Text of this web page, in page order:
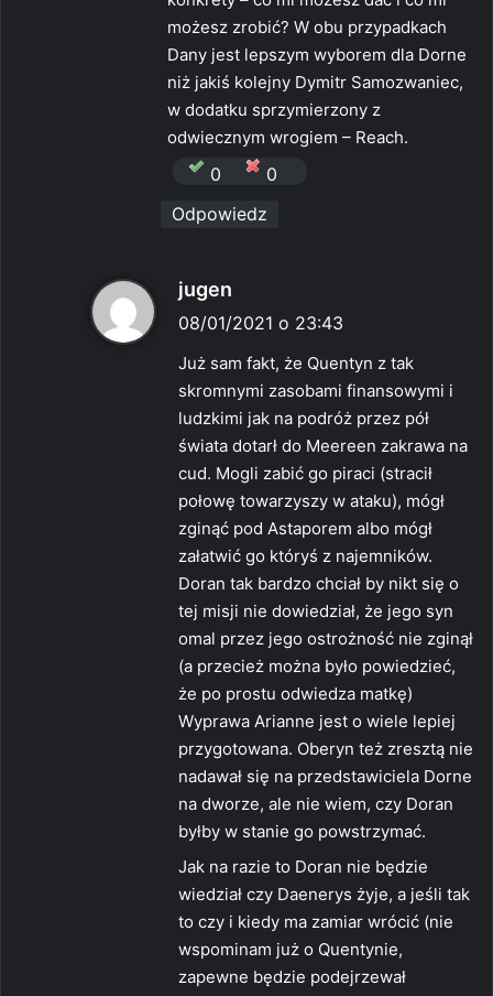
możesz zrobić? W obu przypadkach
Dany jest lepszym wyborem dla Dorne
niż jakiś kolejny Dymitr Samozwaniec,
w dodatku sprzymierzony z
odwiecznym wrogiem – Reach.
0
0
Odpowiedz
jugen
i
e
:
08/01/2021 o 23:43
Już sam fakt, że Quentyn z tak
skromnymi zasobami finansowymi i
ludzkimi jak na podróż przez pół
świata dotarł do Meereen zakrawa na
cud. Mogli zabić go piraci (stracił
połowę towarzyszy w ataku), mógł
zginąć pod Astaporem albo mógł
załatwić go któryś z najemników.
Doran tak bardzo chciał by nikt się o
tej misji nie dowiedział, że jego syn
omal przez jego ostrożność nie zginął
(a przecież można było powiedzieć,
że po prostu odwiedza matkę)
Wyprawa Arianne jest o wiele lepiej
przygotowana. Oberyn też zresztą nie
nadawał się na przedstawiciela Dorne
na dworze, ale nie wiem, czy Doran
byłby w stanie go powstrzymać.
Jak na razie to Doran nie będzie
wiedział czy Daenerys żyje, a jeśli tak
to czy i kiedy ma zamiar wrócić (nie
wspominam już o Quentynie,
zapewne będzie podejrzewał